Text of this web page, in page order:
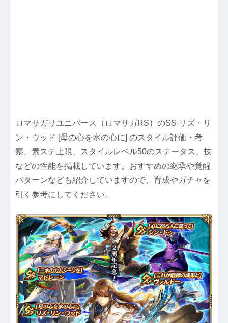
ロマサガリユニバース（ロマサガRS）のSS リズ・リ
ン・ウッド [母の心を水の心に] のスタイル評価・考
察、素ステ上限、スタイルレベル50のステータス、技
などの性能を掲載しています。おすすめの継承や覚醒
パターンなども紹介していますので、育成やガチャを
引く参考にしてください。